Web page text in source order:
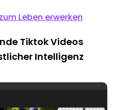
Leben erwerken
Tiktok Videos
Intelligenz